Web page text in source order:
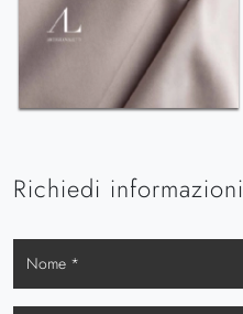
Richiedi informazioni